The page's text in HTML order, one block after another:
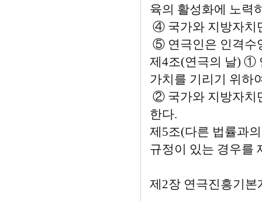
육의 활성화에 노력
④ 국가와 지방자치
⑤ 연극인은 인격수
제4조(연극의 날) ①
가치를 기리기 위하
② 국가와 지방자치
한다.
제5조(다른 법률과
규정이 있는 경우를
제2장 연극진흥기본